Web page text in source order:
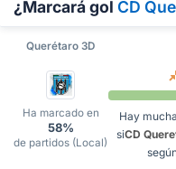
¿Marcará gol CD
Querétaro 3D
Ha marcado en
58%
de partidos (Local)
Hay mucha
siCD